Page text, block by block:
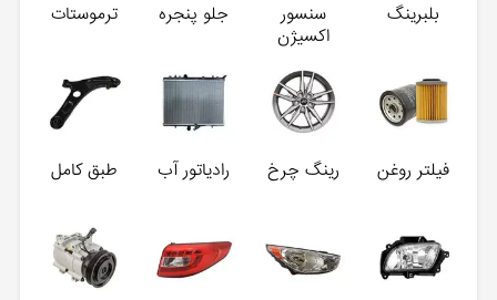
بلبرینگ
سنسور
اکسیژن
جلو پنجره ترموستات
فیلتر روغن رینگ چرخ رادیاتور آب طبق کامل